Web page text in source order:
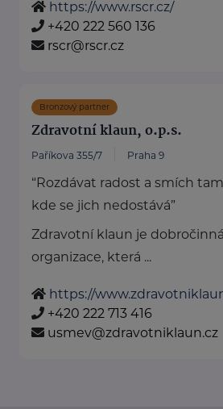
https://www.rscr.cz/
+420 222 560 136
rscr@rscr.cz
Bronzový partner
Zdravotní klaun, o.p.s.
Paříkova 355/7 Praha 9
“Rozdávat radost a smích
kde se jich nedostává”
Zdravotní klaun je dobročinná
organizace, která ...
https://
+420 222 713 416
usmev@zdravotniklaun.cz